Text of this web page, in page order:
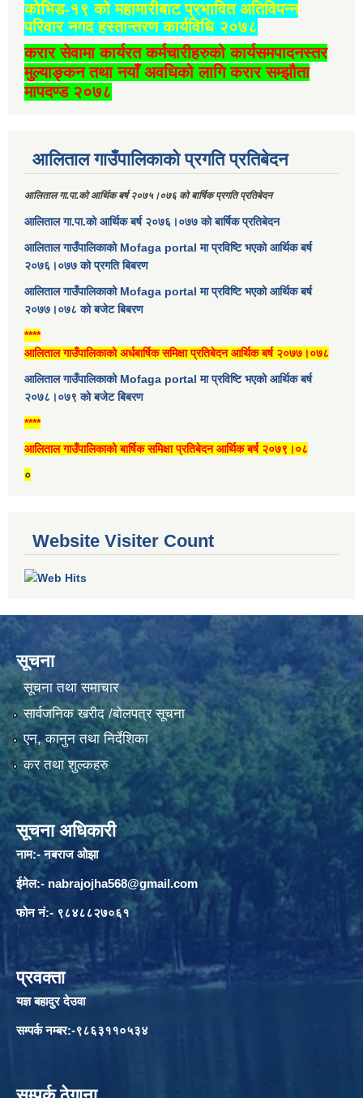
कोभिड-१९ को महामारीबाट प्रभावित अतिविपन्न
परिवार नगद हस्तान्तरण कार्यविधि २०७८
करार सेवामा कार्यरत कर्मचारीहरुको कार्यसमपादनस्तर
मुल्याङ्कन तथा नयाँ अवधिको लागि करार सम्झौता
मापदण्ड २०७८
आलिताल गाउँपालिकाको प्रगति प्रतिबेदन
आलिताल गा.पा.को आर्थिक बर्ष २०७५।०७६ को बार्षिक प्रगति प्रतिबेदन
आलिताल गा.पा.को आर्थिक बर्ष २०७६।०७७ को बार्षिक प्रतिबेदन
आलिताल गाउँपालिकाको Mofaga portal मा प्रविष्टि भएको आर्थिक बर्ष
२०७६।०७७ को प्रगति बिबरण
आलिताल गाउँपालिकाको Mofaga portal मा प्रविष्टि भएको आर्थिक बर्ष
२०७७।०७८ को बजेट बिबरण
****
आलिताल गाउँपालिकाको अर्धबार्षिक समिक्षा प्रतिबेदन आर्थिक बर्ष २०७७।०७८
आलिताल गाउँपालिकाको Mofaga portal मा प्रविष्टि भएको आर्थिक बर्ष
२०७८।०७९ को बजेट बिबरण
****
आलिताल गाउँपालिकाको बार्षिक समिक्षा प्रतिबेदन आर्थिक बर्ष २०७९।०८
०
Website Visiter Count
सूचना
सूचना तथा समाचार
सार्वजनिक खरीद /बोलपत्र सूचना
एन, कानुन तथा निर्देशिका
कर तथा शुल्कहरु
सूचना अधिकारी
नाम:- नबराज ओझा
ईमेल:- nabrajojha568@gmail.com
फोन नं:- ९८४८८२७०६१
प्रवक्ता
यज्ञ बहादुर देउवा
सम्पर्क नम्बर:-९८६३११०५३४